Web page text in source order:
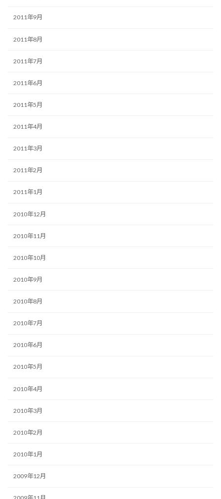
2011年9月
2011年8月
2011年7月
2011年6月
2011年5月
2011年4月
2011年3月
2011年2月
2011年1月
2010年12月
2010年11月
2010年10月
2010年9月
2010年8月
2010年7月
2010年6月
2010年5月
2010年4月
2010年3月
2010年2月
2010年1月
2009年12月